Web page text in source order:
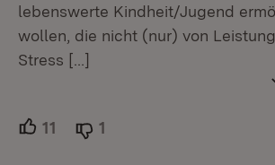
lebenswerte Kindheit/Jugend
wollen, die nicht (nur) von
Stress […]
11 Unterstützer.
1